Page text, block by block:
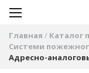
Главная
Каталог
Системи
Адресно-